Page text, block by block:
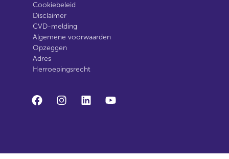
Cookiebeleid
Disclaimer
CVD-melding
Algemene voorwaarden
Opzeggen
Adres
Herroepingsrecht
facebookinstagramlinkedinyoutube